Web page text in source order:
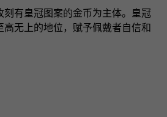
刻有皇冠图案的金币为主体。皇冠
高无上的地位，赋予佩戴者自信和